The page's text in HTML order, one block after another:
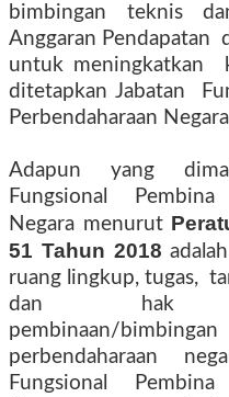
bimbingan teknis
Anggaran Pendapatan
untuk meningkatkan
ditetapkan Jabatan
Perbendaharaan
Adapun yang
Fungsional
Negara menurut
51 Tahun 2018
ruang lingkup, tugas,
dan hak
pembinaan/
perbendaharaan
Fungsional